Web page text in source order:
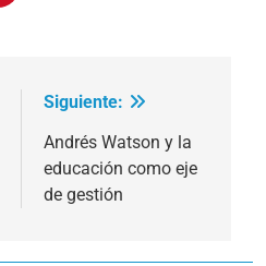
Siguiente:
Andrés Watson y la
educación como eje
de gestión